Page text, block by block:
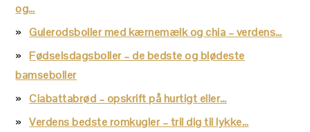
og…
Gulerodsboller med kærnemælk og chia – verdens…
Fødselsdagsboller – de bedste og blødeste
bamseboller
Ciabattabrød – opskrift på hurtigt eller…
Verdens bedste romkugler – tril dig til lykke…